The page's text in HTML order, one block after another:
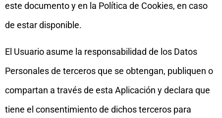
este documento y en la Política de Cookies, en caso
de estar disponible.
El Usuario asume la responsabilidad de los Datos
Personales de terceros que se obtengan, publiquen o
compartan a través de esta Aplicación y declara que
tiene el consentimiento de dichos terceros para